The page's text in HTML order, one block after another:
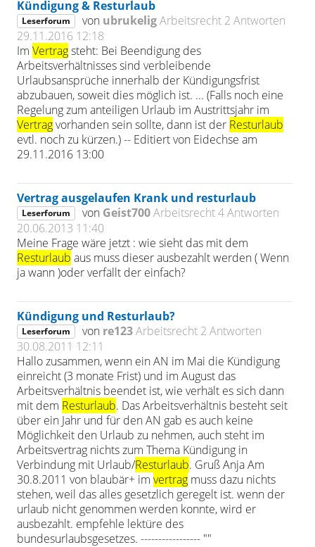
Kündigung & Resturlaub
Leserforum von ubrukeligArbeitsrecht 2 Antworten
29.11.2016 12:18
ImVertragsteht: Bei Beendigung des
Arbeitsverhältnisses sind verbleibende
Urlaubsansprüche innerhalb der Kündigungsfrist
abzubauen, soweit dies möglich ist. ... (Falls noch eine
Regelung zum anteiligen Urlaub im Austrittsjahr im
Vertragvorhanden sein sollte, dann ist der Resturlaub
evtl. noch zu kürzen.) -- Editiert von Eidechse am
29.11.2016 13:00
Vertrag ausgelaufen Krank und resturlaub
Leserforum von Geist700Arbeitsrecht4 Antworten
20.06.2013 11:40
Meine Frage wäre jetzt : wie sieht das mit dem
Resturlaub aus muss dieser ausbezahlt werden ( Wenn
ja wann )oder verfällt der einfach?
Kündigung und Resturlaub?
Leserforum von re123Arbeitsrecht 2 Antworten
30.08.2011 12:11
Hallo zusammen, wenn ein AN im Mai die Kündigung
einreicht (3 monate Frist) und im August das
Arbeitsverhältnis beendet ist, wie verhält es sich dann
mit dem Resturlaub. Das Arbeitsverhältnis besteht seit
über ein Jahr und für den AN gab es auch keine
Möglichkeit den Urlaub zu nehmen, auch steht im
Arbeitsvertrag nichts zum Thema Kündigung in
Verbindung mit Urlaub/Resturlaub. Gruß Anja Am
30.8.2011 von blaubär+ imvertrag muss dazu nichts
stehen, weil das alles gesetzlich geregelt ist. wenn der
urlaub nicht genommen werden konnte, wird er
ausbezahlt. empfehle lektüre des
bundesurlaubsgesetzes. ----------------- ""